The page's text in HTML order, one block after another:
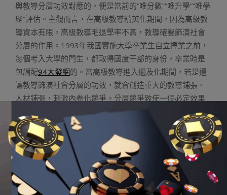
與教導分層功效對應的，便是當前的“唯分數”“唯升學”“唯學
歷”評估。主觀而言，在高級教導精英化期間，因為高級教
導資本有限，高級教導毛退學率不高，教導確鑿飾演社會
分層的作用。1993年我國實施大學卒業生自立擇業之前，
每個考入大學的門生，都取得國度干部的身份，卒業時是
包調配94大發網的。當高級教導進入遍及化期間，若是還
讓教導飾演社會分層的功效，就會創造重大的教導鋪張、
人材鋪張，刺激內卷化競爭。分層競爭致使一個必定效果
便是，一切門生不得已經往讀碩、讀博，以成為所謂的高
條理人材。可以說，這類苗頭已經經初顯。
這是必需正視的教導成績。國度層面提出破“五唯”，實在便
是要下降教導的分層功效，但還必要各方更進一步的現實
舉措。包含但不限于：切實推動責任教導平衡，勾銷責任
教導階段的重點校、重點班；管理高中階段的超等高中征